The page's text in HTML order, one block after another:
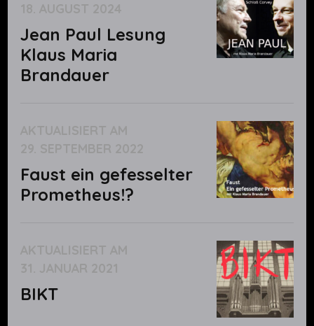
18. AUGUST 2024
Jean Paul Lesung
Klaus Maria
Brandauer
AKTUALISIERT AM
29. SEPTEMBER 2022
Faust ein gefesselter
Prometheus!?
AKTUALISIERT AM
31. JANUAR 2021
BIKT